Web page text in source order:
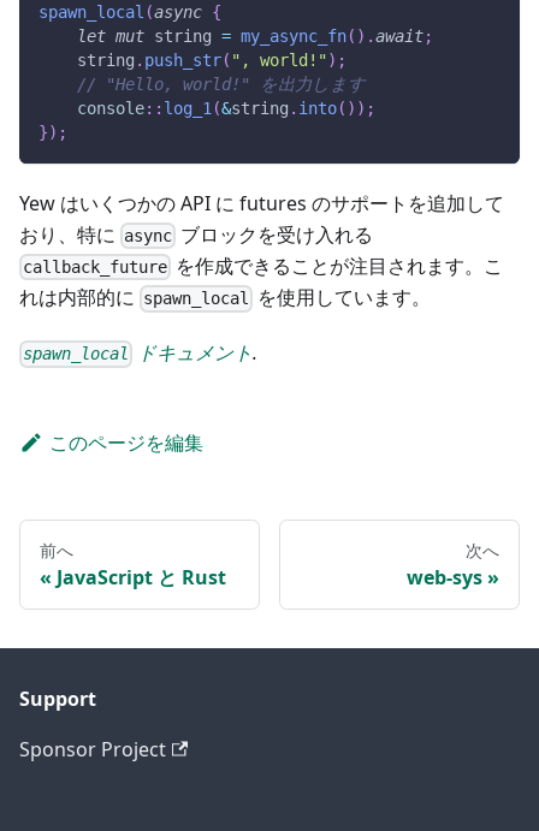
spawn_local (async {
let mut string = my_async_fn( ) .await;
    string
. push_str( ", world!" ) ;
// "Hello, world!" を出力します
console:: log_1 (&string . into( ) ) ;
}) ;
Yew はいくつかの API に futures のサポートを追加して
おり、特に async ブロックを受け入れる
callback_future を作成できることが注目されます。こ
れは内部的に spawn_local を使用しています。
spawn_local ドキュメント.
このページを編集
前へ
JavaScript と Rust
次へ
web-sys
Support
Sponsor Project